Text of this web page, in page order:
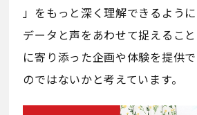
」をもっと深く理解できるように
データと声をあわせて捉えるこ
に寄り添った企画や体験を提供
のではないかと考えています。